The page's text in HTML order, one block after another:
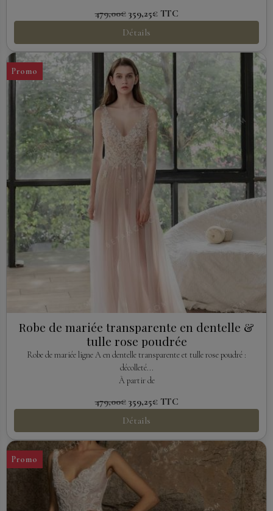
479,00€ 359,25€ TTC
Détails
Promo
Robe de mariée transparente en dentelle &
tulle rose poudrée
Robe de mariée ligne A en dentelle transparente et tulle rose poudré :
décolleté...
À partir de
479,00€ 359,25€ TTC
Détails
Promo